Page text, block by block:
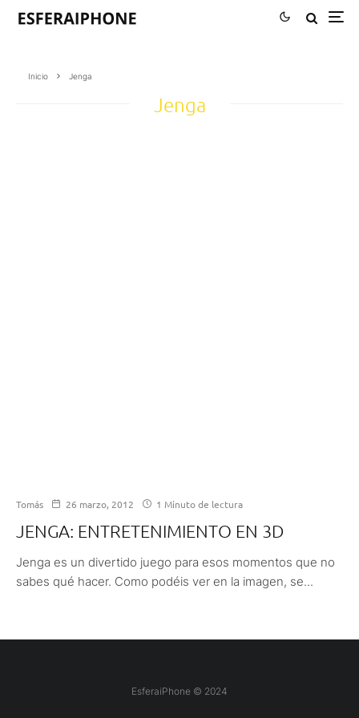
Inicio Jenga
Jenga
Tomás 26 marzo, 2012 1 Minuto de lectura
JENGA: ENTRETENIMIENTO EN 3D
Jenga es un divertido juego para esos momentos que no
sabes qué hacer. Como podéis ver en la imagen, se...
EsferaiPhone © 2024